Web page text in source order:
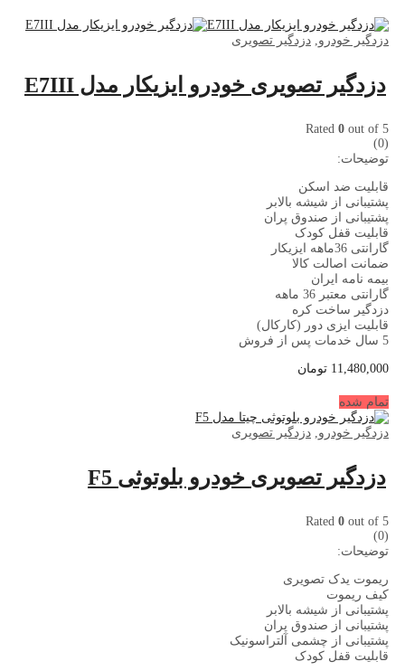
دزدگیر خودرو دزدگیر تصویری
دزدگیر تصویری خودرو ایزیکار مدل E7III
Rated 0 out of 5
(0)
توضیحات:
قابلیت ضد اسکن
پشتیبانی از شیشه بالابر
پشتیبانی از صندوق پران
قابلیت قفل کودک
گارانتی 36ماهه ایزیکار
ضمانت اصالت کالا
بیمه نامه ایران
گارانتی معتبر 36 ماهه
دزدگیر ساخت کره
قابلیت ایزی دور (کارکال)
5 سال خدمات پس از فروش
11,480,000 تومان
تمام شده
دزدگیر خودرو دزدگیر تصویری
دزدگیر تصویری خودرو بلوتوثی F5
Rated 0 out of 5
(0)
توضیحات:
ریموت یدک تصویری
کیف ریموت
پشتیبانی از شیشه بالابر
پشتیبانی از صندوق پران
پشتیبانی از چشمی آلتراسونیک
قابلیت قفل کودک